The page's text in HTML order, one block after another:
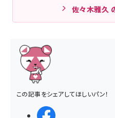
佐々木雅久
この記事をシェアしてほしいパン！